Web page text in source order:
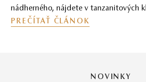
naplnenú krásnymi citovými nuansami.
PREČÍTAŤ ČLÁNOK
NOVINKY